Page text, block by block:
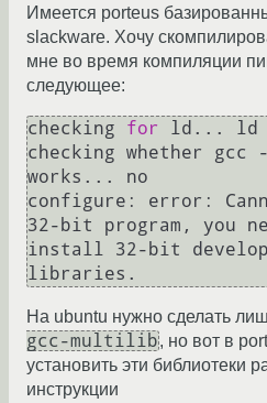
Имеется porteus
slackware. Хочу
мне во время компиляции
следующее:
checking for
ld... ld
checking whether gcc -
works... no
configure: error:
32-bit program, you
install 32-bit
На ubuntu нужно сделать
gcc-multilib, но вот в
установить эти библиотеки
инструкции